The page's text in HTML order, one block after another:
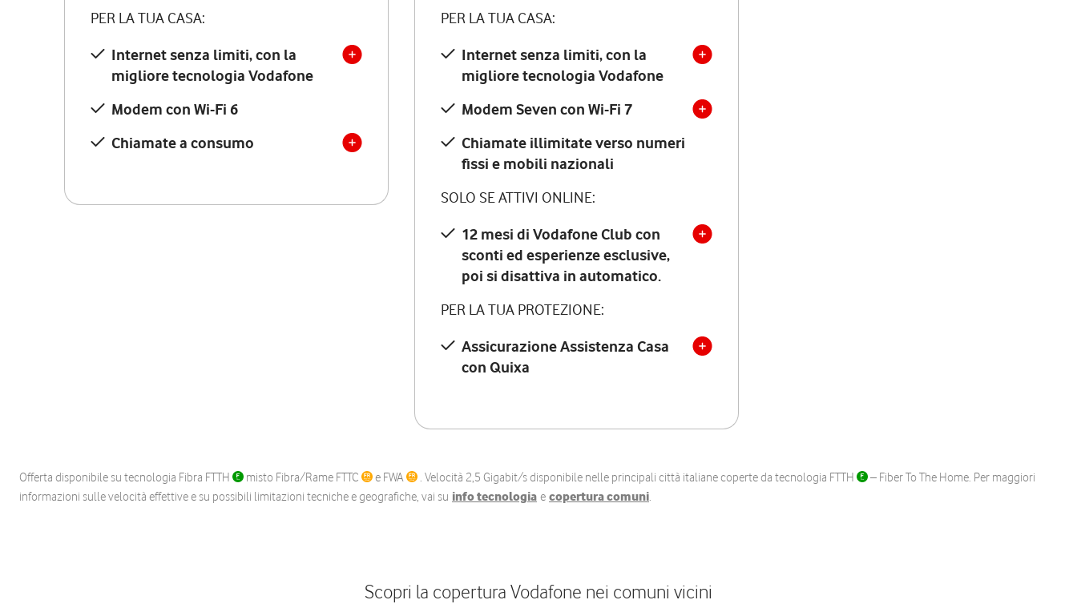
PER LA TUA CASA:
Internet senza limiti, con la
migliore tecnologia Vodafone
Modem con Wi-Fi 6
Chiamate a consumo
PER LA TUA CASA:
Internet senza limiti, con la
migliore tecnologia Vodafone
Modem Seven con Wi-Fi 7
Chiamate illimitate verso numeri
fissi e mobili nazionali
SOLO SE ATTIVI ONLINE:
12 mesi di Vodafone Club con
sconti ed esperienze esclusive,
poi si disattiva in automatico.
PER LA TUA PROTEZIONE:
Assicurazione Assistenza Casa
con Quixa
Offerta disponibile su tecnologia Fibra FTTH misto Fibra/Rame FTTC e FWA . Velocità 2,5 Gigabit/s disponibile nelle principali città italiane coperte da tecnologia FTTH
– Fiber To The Home. Per maggiori
informazioni sulle velocità effettive e su possibili limitazioni tecniche e geografiche, vai su info tecnologia e copertura comuni.
Scopri la copertura Vodafone nei comuni vicini